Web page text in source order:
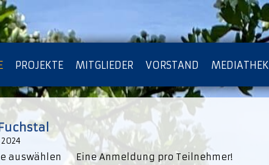
PROJEKTE MITGLIEDER VORSTAND MEDIATHEK
DATENSCHUTZ ARCHIV
auswählen Eine Anmeldung pro Teilnehmer!